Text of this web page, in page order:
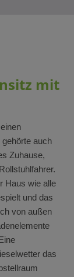
mit
auch
Zuhause,
Haus wie alle
und das
von außen
das